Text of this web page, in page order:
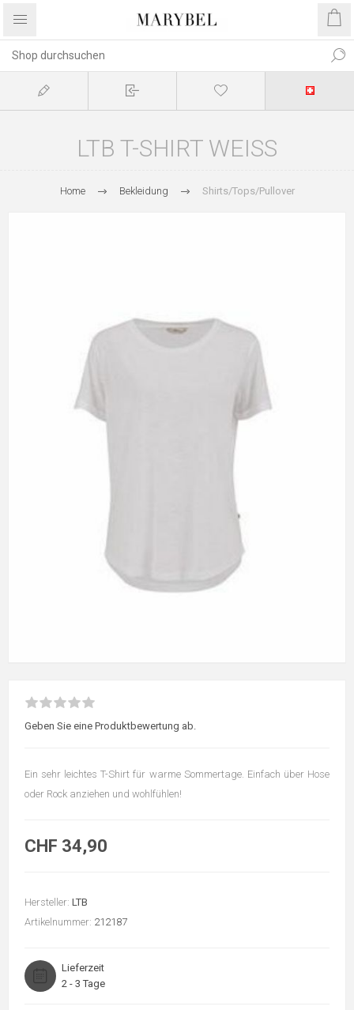
LTB T-SHIRT WEISS
Home Bekleidung Shirts/Tops/Pullover
Geben Sie eine Produktbewertung ab.
Ein sehr leichtes T-Shirt für warme Sommertage. Einfach über Hose
oder Rock anziehen und wohlfühlen!
CHF 34,90
Hersteller: LTB
Artikelnummer: 212187
Lieferzeit
2 - 3 Tage